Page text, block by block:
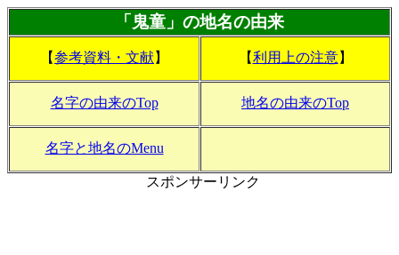
「鬼童」の地名の由来
【参考資料・文献】 【利用上の注意】
名字の由来のTop 地名の由来のTop
名字と地名のMenu
スポンサーリンク